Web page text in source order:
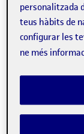
problemàtica
l'objectiu de
una atenció
artificial (IA)
problema de
situació de
personalitzada
teus hàbits de
configurar les
ne més